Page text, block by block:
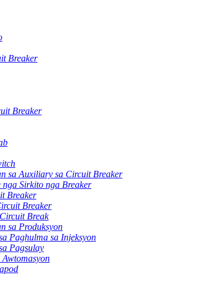
Breaker
Breaker
sa Auxiliary sa Circuit Breaker
nga Sirkito nga Breaker
Breaker
Breaker
Break
sa Produksyon
Paghulma sa Injeksyon
Pagsulay